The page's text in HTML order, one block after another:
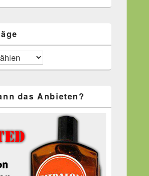
das Anbieten?